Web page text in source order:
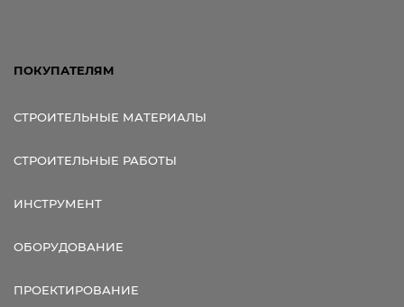
ПОКУПАТЕЛЯМ
СТРОИТЕЛЬНЫЕ МАТЕРИАЛЫ
СТРОИТЕЛЬНЫЕ РАБОТЫ
ИНСТРУМЕНТ
ОБОРУДОВАНИЕ
ПРОЕКТИРОВАНИЕ